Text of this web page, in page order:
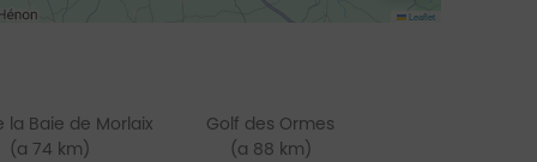
Leaflet
la Baie de Morlaix
(a 74 km)
Golf des Ormes
(a 88 km)